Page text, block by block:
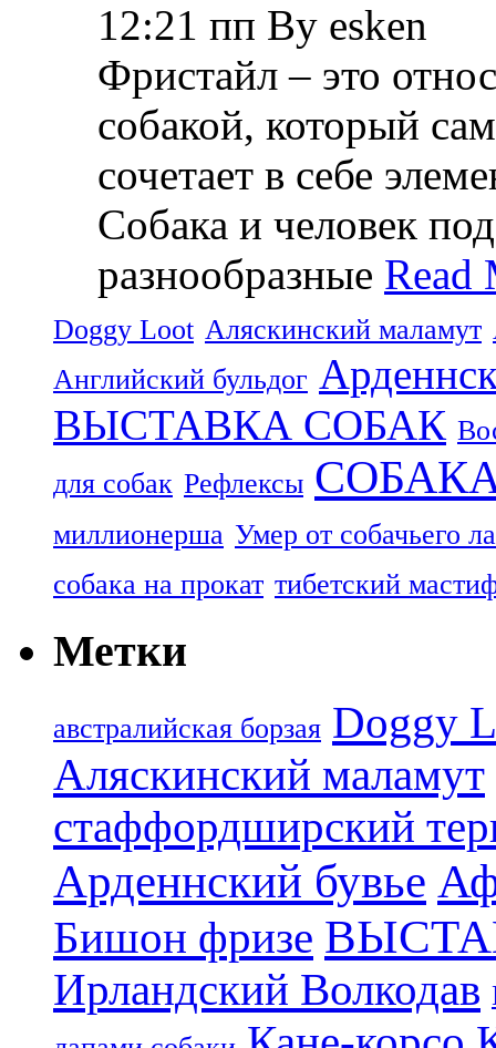
12:21 пп By esken
Фристайл – это
собакой, который
сочетает в себе
Собака и человек
разнообразные Read
Doggy Loot Аляскинский маламут
Английский бульдог
ВЫСТАВКА СОБАК
для собак Рефлексы
миллионерша Умер от собачьего
собака на прокат тибетский
Метки
aвстралийская борзая Doggy
Аляскинский маламут
стаффордширский
Арденнский бувье
Бишон фризе
Ирландский Волкодав